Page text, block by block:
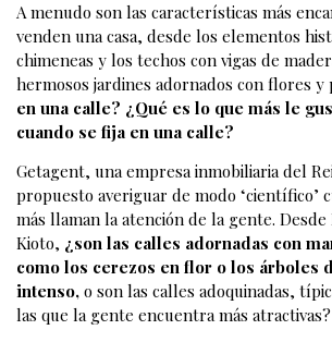
A menudo son las características más
venden una casa, desde los elementos
chimeneas y los techos con vigas de
hermosos jardines adornados con flores y
en una calle? ¿Qué es lo que más le
cuando se fija en una calle?
Getagent, una empresa inmobiliaria del
propuesto averiguar de modo ‘científico’
más llaman la atención de la gente.
Kioto, ¿son las calles adornadas con
como los cerezos en flor o los árboles
intenso, o son las calles adoquinadas,
las que la gente encuentra más atractivas?